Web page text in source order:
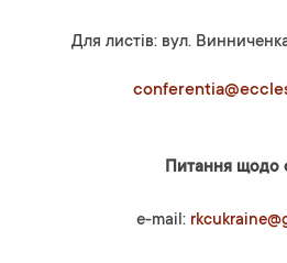
Для листів: вул.
Питання щодо
e-mail: